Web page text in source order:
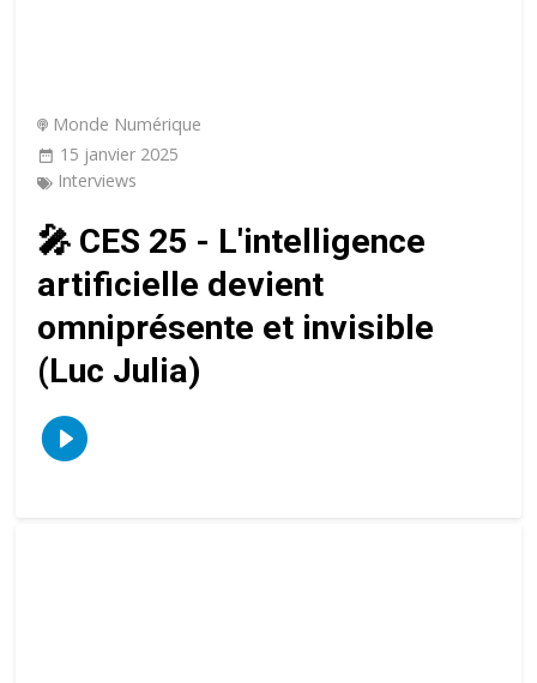
Monde Numérique
15 janvier 2025
Interviews
🎤 CES 25 - L'intelligence
artificielle devient
omniprésente et invisible
(Luc Julia)